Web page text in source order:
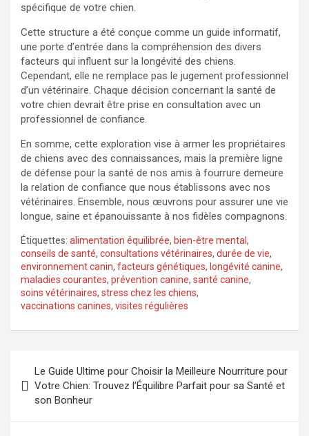
spécifique de votre chien.
Cette structure a été conçue comme un guide informatif,
une porte d’entrée dans la compréhension des divers
facteurs qui influent sur la longévité des chiens.
Cependant, elle ne remplace pas le jugement professionnel
d’un vétérinaire. Chaque décision concernant la santé de
votre chien devrait être prise en consultation avec un
professionnel de confiance.
En somme, cette exploration vise à armer les propriétaires
de chiens avec des connaissances, mais la première ligne
de défense pour la santé de nos amis à fourrure demeure
la relation de confiance que nous établissons avec nos
vétérinaires. Ensemble, nous œuvrons pour assurer une vie
longue, saine et épanouissante à nos fidèles compagnons.
Étiquettes: alimentation équilibrée, bien-être mental ,
conseils de santé, consultations vétérinaires, durée de vie,
environnement canin, facteurs génétiques, longévité canine,
maladies courantes, prévention canine, santé canine,
soins vétérinaires, stress chez les chiens,
vaccinations canines, visites régulières
de
l’article
Le Guide Ultime pour Choisir la Meilleure Nourriture pour
Votre Chien: Trouvez l’Équilibre Parfait pour sa Santé et
son Bonheur